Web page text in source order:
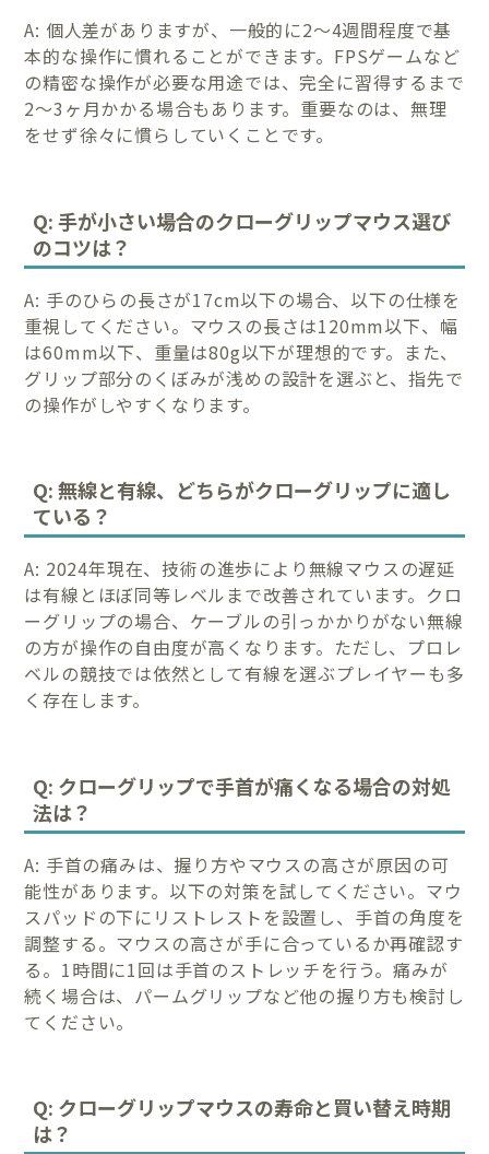
A: 個人差がありますが、一般的に2～4週間程度で基
本的な操作に慣れることができます。FPSゲームなど
の精密な操作が必要な用途では、完全に習得するまで
2～3ヶ月かかる場合もあります。重要なのは、無理
をせず徐々に慣らしていくことです。
Q: 手が小さい場合のクローグリップマウス選び
のコツは？
A: 手のひらの長さが17cm以下の場合、以下の仕様を
重視してください。マウスの長さは120mm以下、幅
は60mm以下、重量は80g以下が理想的です。また、
グリップ部分のくぼみが浅めの設計を選ぶと、指先で
の操作がしやすくなります。
Q: 無線と有線、どちらがクローグリップに適し
ている？
A: 2024年現在、技術の進歩により無線マウスの遅延
は有線とほぼ同等レベルまで改善されています。クロ
ーグリップの場合、ケーブルの引っかかりがない無線
の方が操作の自由度が高くなります。ただし、プロレ
ベルの競技では依然として有線を選ぶプレイヤーも多
く存在します。
Q: クローグリップで手首が痛くなる場合の対処
法は？
A: 手首の痛みは、握り方やマウスの高さが原因の可
能性があります。以下の対策を試してください。マウ
スパッドの下にリストレストを設置し、手首の角度を
調整する。マウスの高さが手に合っているか再確認す
る。1時間に1回は手首のストレッチを行う。痛みが
続く場合は、パームグリップなど他の握り方も検討し
てください。
Q: クローグリップマウスの寿命と買い替え時期
は？